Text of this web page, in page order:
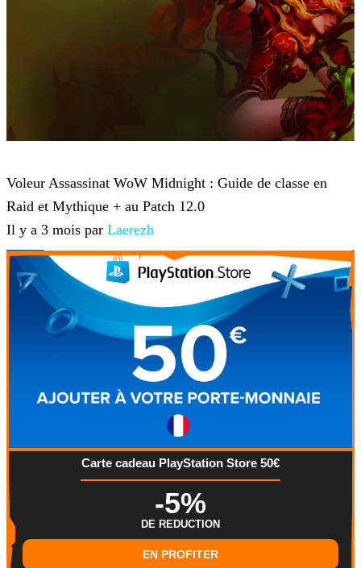
Voleur Assassinat WoW Midnight : Guide de classe en
Raid et Mythique + au Patch 12.0
Il y a 3 mois par Laerezh
Carte cadeau PlayStation Store 50€
-5%
DE REDUCTION
EN PROFITER